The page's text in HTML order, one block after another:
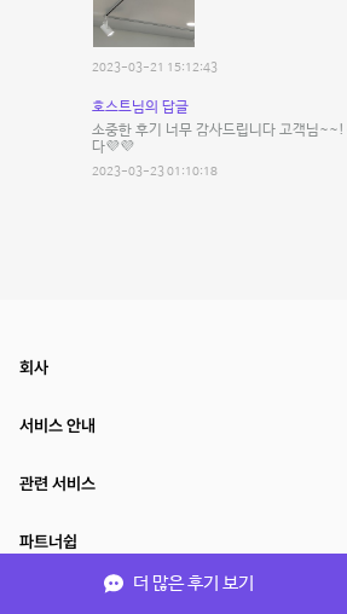
2023-03-21 15:12:43
호스트님의 답글
소중한 후기 너무 감사드립니다 고객님
다💜💜
2023-03-23 01:10:18
더 많은 후기 보기
회사
서비스 안내
관련 서비스
파트너쉽
서비스 제공 국가